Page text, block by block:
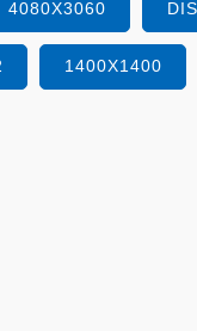
4080X3060
1400X1400